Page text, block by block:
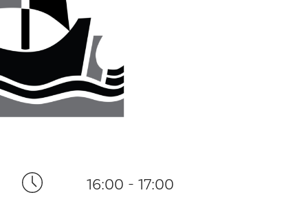
Ditt besøk
Musikk 16:00 - 17:00